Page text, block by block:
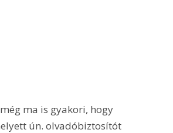
ma is gyakori, hogy
ún. olvadóbiztosítót